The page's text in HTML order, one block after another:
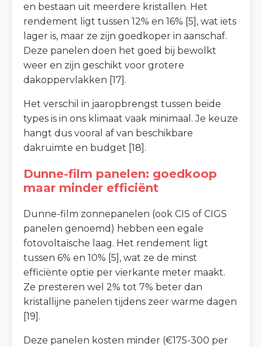
en bestaan uit meerdere kristallen. Het
rendement ligt tussen 12% en 16% [5], wat iets
lager is, maar ze zijn goedkoper in aanschaf.
Deze panelen doen het goed bij bewolkt
weer en zijn geschikt voor grotere
dakoppervlakken [17].
Het verschil in jaaropbrengst tussen beide
types is in ons klimaat vaak minimaal. Je keuze
hangt dus vooral af van beschikbare
dakruimte en budget [18].
Dunne-film panelen: goedkoop
maar minder efficiënt
Dunne-film zonnepanelen (ook CIS of CIGS
panelen genoemd) hebben een egale
fotovoltaïsche laag. Het rendement ligt
tussen 6% en 10% [5], wat ze de minst
efficiënte optie per vierkante meter maakt.
Ze presteren wel 2% tot 7% beter dan
kristallijne panelen tijdens zeer warme dagen
[19].
Deze panelen kosten minder (€175-300 per